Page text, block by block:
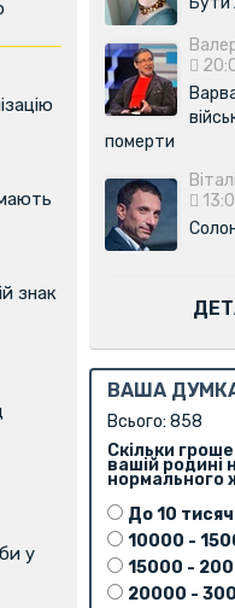
знак
у
померти
ВАША
Всього: 858
Скільки
вашій родині
нормального
До 10
10000 -
15000 -
20000 -